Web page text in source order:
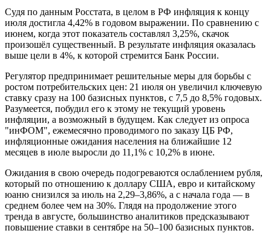
Судя по данным Росстата, в целом в РФ инфляция к концу
июля достигла 4,42% в годовом выражении. По сравнению с
июнем, когда этот показатель составлял 3,25%, скачок
произошёл существенный. В результате инфляция оказалась
выше цели в 4%, к которой стремится Банк России.
Регулятор предпринимает решительные меры для борьбы с
ростом потребительских цен: 21 июля он увеличил ключевую
ставку сразу на 100 базисных пунктов, с 7,5 до 8,5% годовых.
Разумеется, побудил его к этому не текущий уровень
инфляции, а возможный в будущем. Как следует из опроса
"инФОМ", ежемесячно проводимого по заказу ЦБ РФ,
инфляционные ожидания населения на ближайшие 12
месяцев в июле выросли до 11,1% с 10,2% в июне.
Ожидания в свою очередь подогреваются ослаблением рубля,
который по отношению к доллару США, евро и китайскому
юаню снизился за июль на 2,29–3,86%, а с начала года — в
среднем более чем на 30%. Глядя на продолжение этого
тренда в августе, большинство аналитиков предсказывают
повышение ставки в сентябре на 50–100 базисных пунктов.